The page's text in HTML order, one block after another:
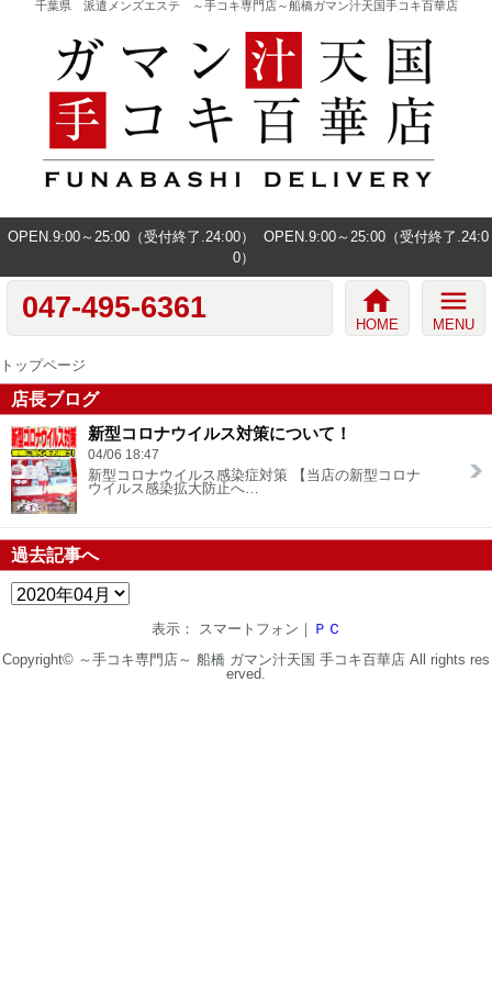
千葉県 派遣メンズエステ ～手コキ専門店～船橋ガマン汁天国手コキ百華店
OPEN.9:00～25:00（受付終了.24:00）
OPEN.9:00～25:00（受付終了.24:0
0）
047-495-6361 home
HOME
menu
MENU
トップページ
店長ブログ
新型コロナウイルス対策について！
04/06 18:47
新型コロナウイルス感染症対策 【当店の新型コロナ
ウイルス感染拡大防止へ…
過去記事へ
表示： スマートフォン｜ ＰＣ
Copyright© ～手コキ専門店～ 船橋 ガマン汁天国 手コキ百華店 All rights res
erved.